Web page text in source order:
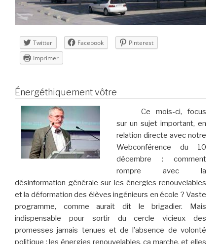
Twitter Facebook
Pinterest
Imprimer
Énergéthiquement vôtre
Ce mois-ci, focus
sur un sujet important, en
relation directe avec notre
Webconférence du 10
décembre : comment
rompre avec la
désinformation générale sur les énergies renouvelables
et la déformation des élèves ingénieurs en école ? Vaste
programme, comme aurait dit le brigadier. Mais
indispensable pour sortir du cercle vicieux des
promesses jamais tenues et de l’absence de volonté
politique : les énergies renouvelables, ça marche, et elles